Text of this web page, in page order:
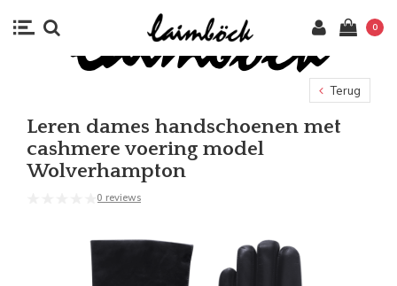
0
Terug
Leren dames handschoenen met
cashmere voering model
Wolverhampton
0 reviews